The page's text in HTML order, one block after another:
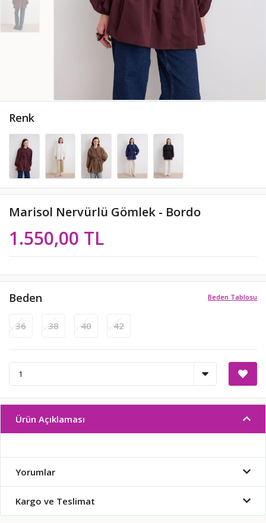
Marisol Nervürlü Gömlek - Bordo
1.550,00 TL
Renk
Beden Tablosu
Beden
36 38 40 42
Ürün Açıklaması
Yorumlar
Kargo ve Teslimat